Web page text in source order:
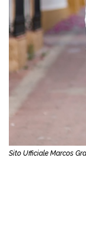
Sito Ufficiale Marcos